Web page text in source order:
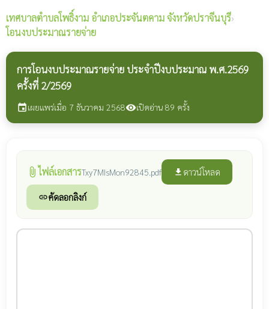
เทศบาลตำบลโพธิ์งาม อำเภอประจันตคาม จังหวัดปราจีนบุรี›
โอนงบประมาณรายจ่าย
การโอนงบประมาณรายจ่าย ประจำปีงบประมาณ พ.ศ.2569
ครั้งที่ 2/2569
eventเผยแพร่เมื่อ 7 ธันวาคม 2568visibilityเปิดอ่าน 89 ครั้ง
attach_file ไฟล์เอกสารTxy7MIsMon92845.pdf file_download ดาวน์โหลด
linkคัดลอกลิงก์